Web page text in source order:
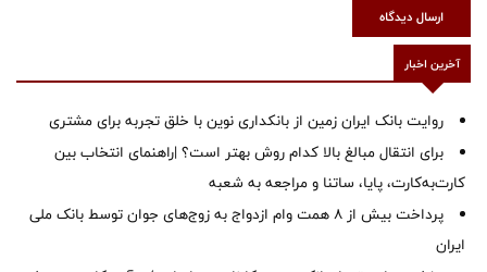
ارسال دیدگاه
آخرین اخبار
روایت بانک ایران زمین از بانکداری نوین با خلق تجربه برای مشتری
برای انتقال مبالغ بالا کدام روش بهتر است؟ |راهنمای انتخاب بین
کارت‌به‌کارت، پایا، ساتنا و مراجعه به شعبه
پرداخت بیش از ۸ همت وام ازدواج به زوج‌های جوان توسط بانک ملی
ایران